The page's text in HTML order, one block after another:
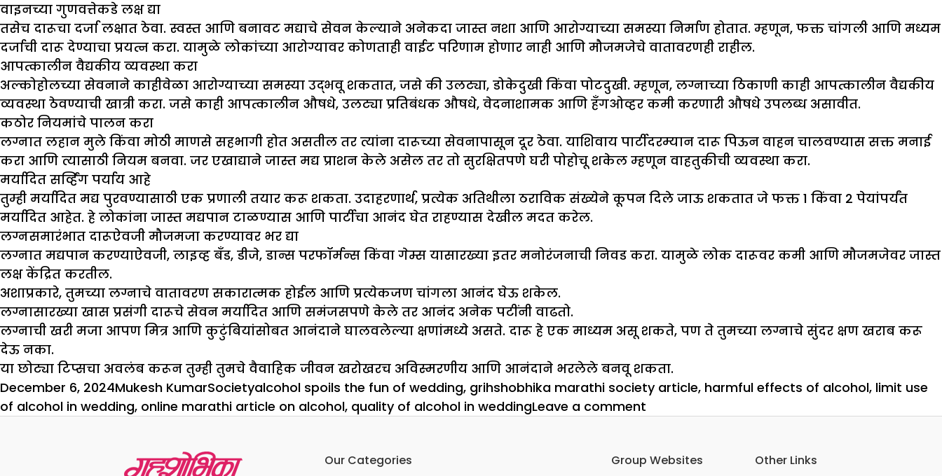
वाइनच्या गुणवत्तेकडे लक्ष द्या
तसेच दारूचा दर्जा लक्षात ठेवा. स्वस्त आणि बनावट मद्याचे सेवन केल्याने अनेकदा जास्त नशा आणि आरोग्याच्या समस्या निर्माण होतात. म्हणून, फक्त चांगली आणि मध्यम
दर्जाची दारू देण्याचा प्रयत्न करा. यामुळे लोकांच्या आरोग्यावर कोणताही वाईट परिणाम होणार नाही आणि मौजमजेचे वातावरणही राहील.
आपत्कालीन वैद्यकीय व्यवस्था करा
अल्कोहोलच्या सेवनाने काहीवेळा आरोग्याच्या समस्या उद्भवू शकतात, जसे की उलट्या, डोकेदुखी किंवा पोटदुखी. म्हणून, लग्नाच्या ठिकाणी काही आपत्कालीन वैद्यकीय
व्यवस्था ठेवण्याची खात्री करा. जसे काही आपत्कालीन औषधे, उलट्या प्रतिबंधक औषधे, वेदनाशामक आणि हँगओव्हर कमी करणारी औषधे उपलब्ध असावीत.
कठोर नियमांचे पालन करा
लग्नात लहान मुले किंवा मोठी माणसे सहभागी होत असतील तर त्यांना दारूच्या सेवनापासून दूर ठेवा. याशिवाय पार्टीदरम्यान दारू पिऊन वाहन चालवण्यास सक्त मनाई
करा आणि त्यासाठी नियम बनवा. जर एखाद्याने जास्त मद्य प्राशन केले असेल तर तो सुरक्षितपणे घरी पोहोचू शकेल म्हणून वाहतुकीची व्यवस्था करा.
मर्यादित सर्व्हिंग पर्याय आहे
तुम्ही मर्यादित मद्य पुरवण्यासाठी एक प्रणाली तयार करू शकता. उदाहरणार्थ, प्रत्येक अतिथीला ठराविक संख्येने कूपन दिले जाऊ शकतात जे फक्त 1 किंवा 2 पेयांपर्यंत
मर्यादित आहेत. हे लोकांना जास्त मद्यपान टाळण्यास आणि पार्टीचा आनंद घेत राहण्यास देखील मदत करेल.
लग्नसमारंभात दारूऐवजी मौजमजा करण्यावर भर द्या
लग्नात मद्यपान करण्याऐवजी, लाइव्ह बँड, डीजे, डान्स परफॉर्मन्स किंवा गेम्स यासारख्या इतर मनोरंजनाची निवड करा. यामुळे लोक दारूवर कमी आणि मौजमजेवर जास्त
लक्ष केंद्रित करतील.
अशाप्रकारे, तुमच्या लग्नाचे वातावरण सकारात्मक होईल आणि प्रत्येकजण चांगला आनंद घेऊ शकेल.
लग्नासारख्या खास प्रसंगी दारूचे सेवन मर्यादित आणि समंजसपणे केले तर आनंद अनेक पटींनी वाढतो.
लग्नाची खरी मजा आपण मित्र आणि कुटुंबियांसोबत आनंदाने घालवलेल्या क्षणांमध्ये असते. दारू हे एक माध्यम असू शकते, पण ते तुमच्या लग्नाचे सुंदर क्षण खराब करू
देऊ नका.
या छोट्या टिप्सचा अवलंब करून तुम्ही तुमचे वैवाहिक जीवन खरोखरच अविस्मरणीय आणि आनंदाने भरलेले बनवू शकता.
Posted
on
December 6, 2024Author
Mukesh KumarCategories
SocietyTags
alcohol spoils the fun of wedding, grihshobhika marathi society article, harmful effects of alcohol, limit use
of alcohol in wedding, online marathi article on alcohol, quality of alcohol in weddingLeave a comment
अमर्याद
Our Categories Group Websites Other Links